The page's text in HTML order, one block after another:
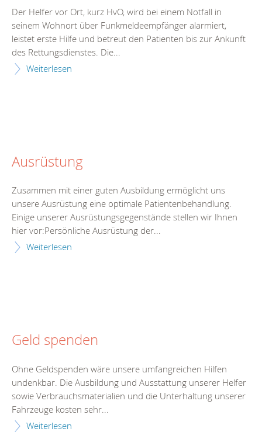
Der Helfer vor Ort, kurz HvO, wird bei einem Notfall in
seinem Wohnort über Funkmeldeempfänger alarmiert,
leistet erste Hilfe und betreut den Patienten bis zur Ankunft
des Rettungsdienstes. Die...
Weiterlesen
Ausrüstung
Zusammen mit einer guten Ausbildung ermöglicht uns
unsere Ausrüstung eine optimale Patientenbehandlung.
Einige unserer Ausrüstungsgegenstände stellen wir Ihnen
hier vor:Persönliche Ausrüstung der...
Weiterlesen
Geld spenden
Ohne Geldspenden wäre unsere umfangreichen Hilfen
undenkbar. Die Ausbildung und Ausstattung unserer Helfer
sowie Verbrauchsmaterialien und die Unterhaltung unserer
Fahrzeuge kosten sehr...
Weiterlesen